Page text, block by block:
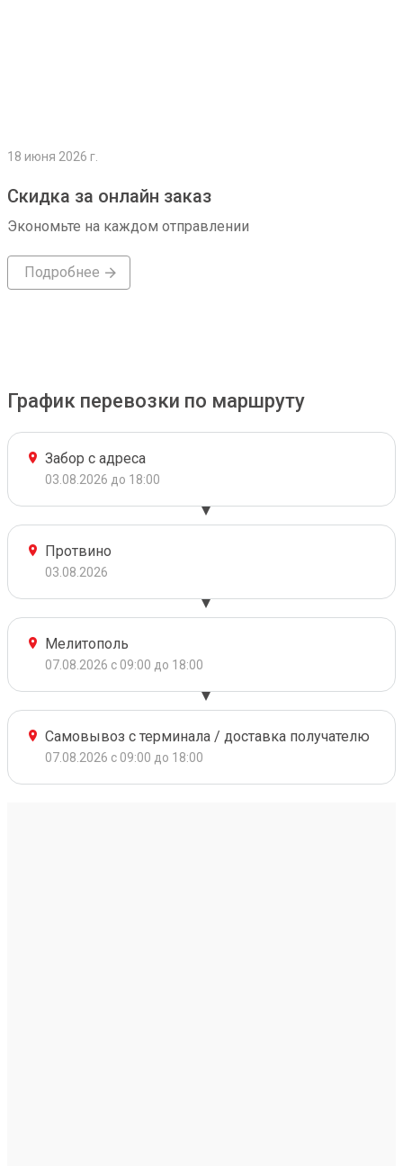
18 июня 2026 г.
Скидка за онлайн заказ
Экономьте на каждом отправлении
Подробнее
График перевозки по маршруту
Забор с адреса
03.08.2026 до 18:00
Протвино
03.08.2026
Мелитополь
07.08.2026 с 09:00 до 18:00
Самовывоз с терминала / доставка получателю
07.08.2026 с 09:00 до 18:00